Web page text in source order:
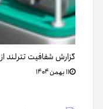
گزارش شفافیت تترلند از ۲۰ روز اختلال سراسری اینترنت
۱۱ بهمن ۱۴۰۴